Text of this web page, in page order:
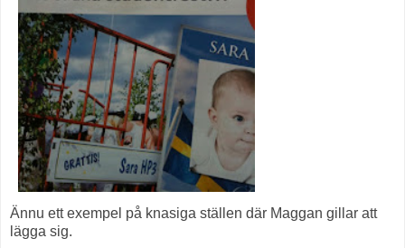
Ännu ett exempel på knasiga ställen där Maggan gillar att
lägga sig.